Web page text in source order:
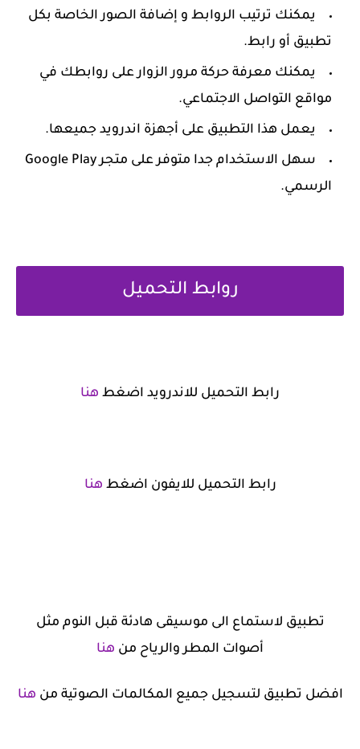
‏يمكنك ترتيب الروابط و إضافة الصور الخاصة بكل
تطبيق أو رابط.
‏يمكنك معرفة حركة مرور الزوار على روابطك في
مواقع التواصل الاجتماعي.
‏يعمل هذا التطبيق على أجهزة اندرويد جميعها.
‏سهل الاستخدام جدا متوفر على متجر Google Play
الرسمي.
روابط التحميل
رابط التحميل للاندرويد اضغط هنا
رابط التحميل للايفون اضغط هنا
تطبيق لاستماع الى موسيقى هادئة قبل النوم مثل
أصوات المطر والرياح من هنا
افضل تطبيق لتسجيل جميع المكالمات الصوتية من هنا